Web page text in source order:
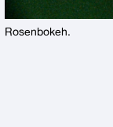
Rosenbokeh.